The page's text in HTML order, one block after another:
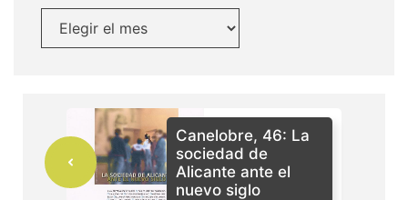
Canelobre, 46: La
sociedad de
Alicante ante el
nuevo siglo